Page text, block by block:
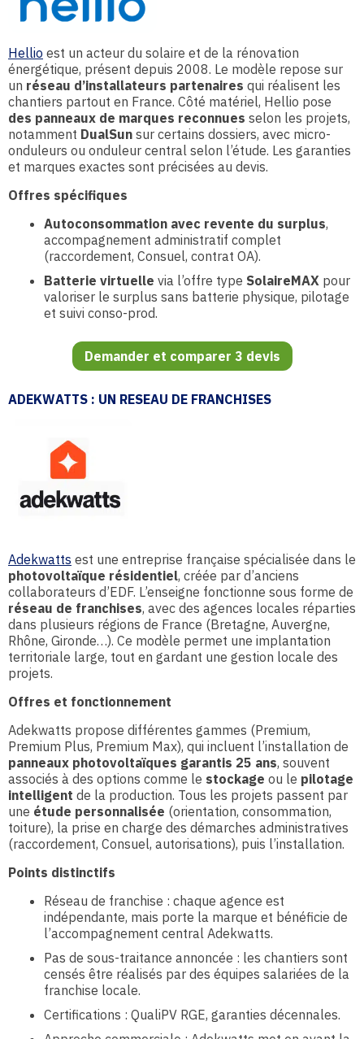
Hellio est un acteur du solaire et de la rénovation
énergétique, présent depuis 2008. Le modèle repose sur
un réseau d’installateurs partenaires qui réalisent les
chantiers partout en France. Côté matériel, Hellio pose
des panneaux de marques reconnues selon les projets,
notamment DualSun sur certains dossiers, avec micro-
onduleurs ou onduleur central selon l’étude. Les garanties
et marques exactes sont précisées au devis.
Offres spécifiques
Autoconsommation avec revente du surplus,
accompagnement administratif complet
(raccordement, Consuel, contrat OA).
Batterie virtuelle via l’offre type SolaireMAX pour
valoriser le surplus sans batterie physique, pilotage
et suivi conso-prod.
Demander et comparer 3 devis
ADEKWATTS : UN RESEAU DE FRANCHISES
Adekwatts est une entreprise française spécialisée dans le
photovoltaïque résidentiel, créée par d’anciens
collaborateurs d’EDF. L’enseigne fonctionne sous forme de
réseau de franchises, avec des agences locales réparties
dans plusieurs régions de France (Bretagne, Auvergne,
Rhône, Gironde…). Ce modèle permet une implantation
territoriale large, tout en gardant une gestion locale des
projets.
Offres et fonctionnement
Adekwatts propose différentes gammes (Premium,
Premium Plus, Premium Max), qui incluent l’installation de
panneaux photovoltaïques garantis 25 ans, souvent
associés à des options comme le stockage ou le pilotage
intelligent de la production. Tous les projets passent par
une étude personnalisée (orientation, consommation,
toiture), la prise en charge des démarches administratives
(raccordement, Consuel, autorisations), puis l’installation.
Points distinctifs
Réseau de franchise : chaque agence est
indépendante, mais porte la marque et bénéficie de
l’accompagnement central Adekwatts.
Pas de sous-traitance annoncée : les chantiers sont
censés être réalisés par des équipes salariées de la
franchise locale.
Certifications : QualiPV RGE, garanties décennales.